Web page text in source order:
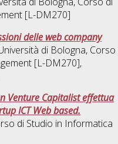
[L-DM270]
delle web company
di Bologna, Corso
[L-DM270],
Venture Capitalist effettua
ICT Web based.
di Studio in Informatica